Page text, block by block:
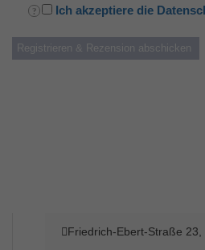
Ich akzeptiere die
Friedrich-Ebert-Straße